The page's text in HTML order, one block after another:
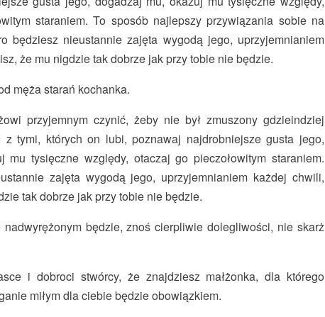
staraniem. To sposób najlepszy przywiązania sobie na
będziesz nieustannie zajęta wygodą jego, uprzyjemnianiem
że mu nigdzie tak dobrze jak przy tobie nie będzie.
męża starań kochanka.
przyjemnym czynić, żeby nie był zmuszony gdzieindziej
z tymi, których on lubi, poznawaj najdrobniejsze gusta jego,
mu tysięczne względy, otaczaj go pieczołowitym staraniem.
zajęta wygodą jego, uprzyjemnianiem każdej chwili,
tak dobrze jak przy tobie nie będzie.
będzie, znoś cierpliwie dolegliwości, nie skarż
i dobroci stwórcy, że znajdziesz małżonka, dla którego
miłym dla ciebie będzie obowiązkiem.